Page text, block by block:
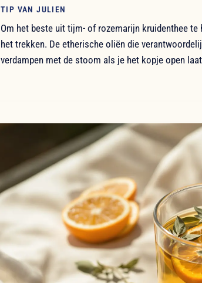
TIP VAN JULIEN
Om het beste uit tijm- of rozemarijn kruidenthee
het trekken. De etherische oliën die
verdampen met de stoom als je het kopje open